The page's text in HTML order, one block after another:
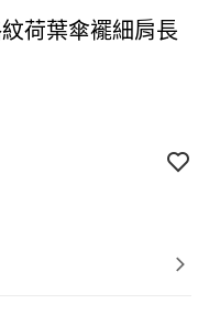
荷葉傘襬細肩長